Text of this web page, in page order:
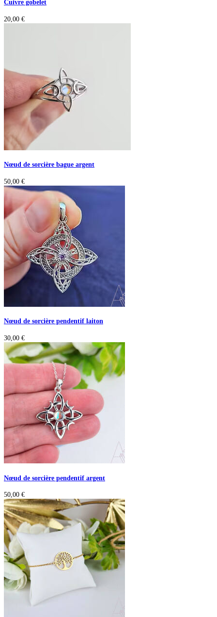
Cuivre gobelet
20,00 €
Nœud de sorcière bague argent
50,00 €
Nœud de sorcière pendentif laiton
30,00 €
Nœud de sorcière pendentif argent
50,00 €